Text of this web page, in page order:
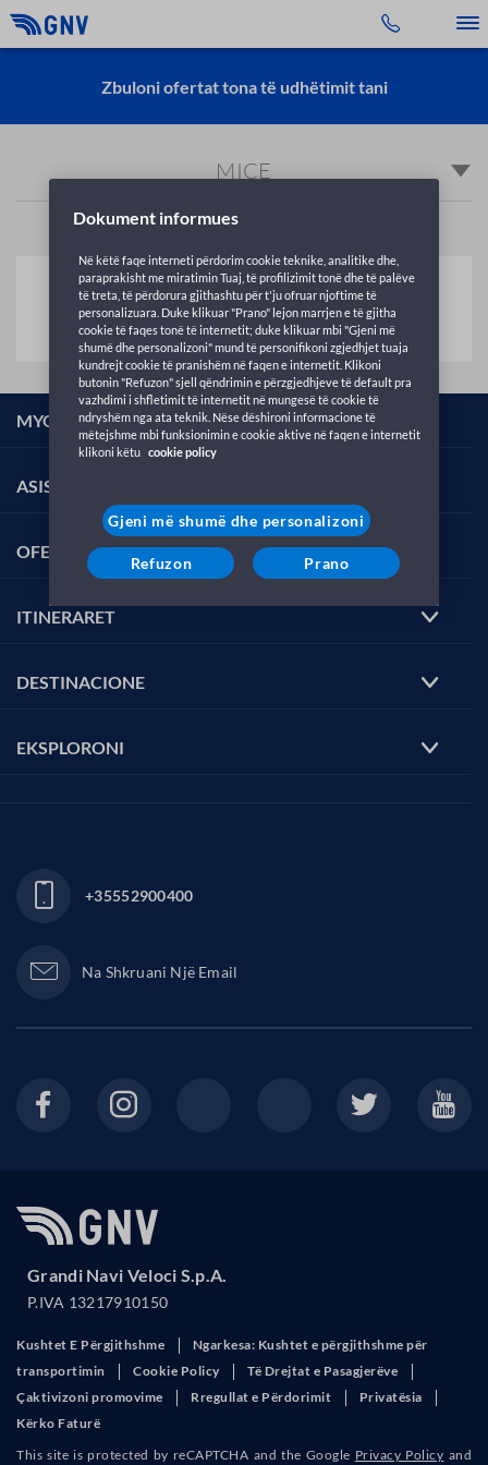
Zbuloni ofertat tona të udhëtimit tani
MICE
Pikat tona të forta
MYGNV CLUB
ASISTENCË
OFERTAT
ITINERARET
DESTINACIONE
EKSPLORONI
+35552900400
Na Shkruani Një Email
Grandi Navi Veloci S.p.A.
P.IVA 13217910150
Kushtet E Përgjithshme
Ngarkesa: Kushtet e përgjithshme për
transportimin
Cookie Policy
Të Drejtat e Pasagjerëve
Çaktivizoni promovime
Rregullat e Përdorimit
Privatësia
Kërko Faturë
This site is protected by reCAPTCHA and the Google Privacy Policy and
Dokument informues
Në këtë faqe interneti përdorim cookie teknike, analitike dhe,
paraprakisht me miratimin Tuaj, të profilizimit tonë dhe të palëve
të treta, të përdorura gjithashtu për t'ju ofruar njoftime të
personalizuara. Duke klikuar "Prano" lejon marrjen e të gjitha
cookie të faqes tonë të internetit; duke klikuar mbi "Gjeni më
shumë dhe personalizoni" mund të personifikoni zgjedhjet tuaja
kundrejt cookie të pranishëm në faqen e internetit. Klikoni
butonin "Refuzon" sjell qëndrimin e përzgjedhjeve të default pra
vazhdimi i shfletimit të internetit në mungesë të cookie të
ndryshëm nga ata teknik. Nëse dëshironi informacione të
mëtejshme mbi funksionimin e cookie aktive në faqen e internetit
klikoni këtu cookie policy
Gjeni më shumë dhe personalizoni
Refuzon Prano